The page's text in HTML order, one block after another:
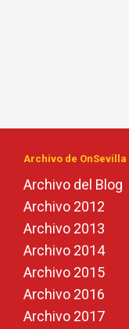
Archivo de OnSevilla
Archivo del Blog
Archivo 2012
Archivo 2013
Archivo 2014
Archivo 2015
Archivo 2016
Archivo 2017